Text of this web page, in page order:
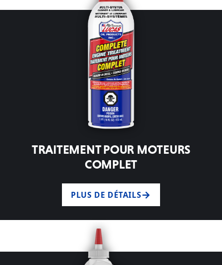
TRAITEMENT POUR MOTEURS
COMPLET
PLUS DE DÉTAILS